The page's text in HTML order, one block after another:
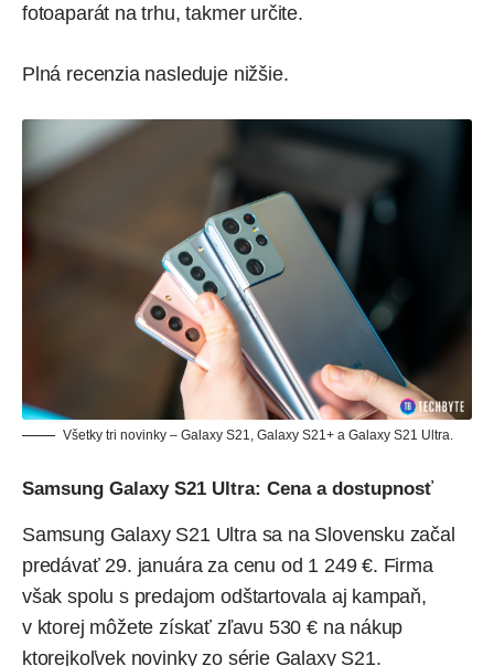
fotoaparát na trhu, takmer určite.
Plná recenzia nasleduje nižšie.
Všetky tri novinky – Galaxy S21, Galaxy S21+ a Galaxy S21 Ultra.
Samsung Galaxy S21 Ultra: Cena a dostupnosť
Samsung Galaxy S21 Ultra sa na Slovensku začal
predávať 29. januára za cenu od 1 249 €. Firma
však spolu s predajom odštartovala aj kampaň,
v ktorej môžete získať zľavu 530 € na nákup
ktorejkoľvek novinky zo série Galaxy S21.